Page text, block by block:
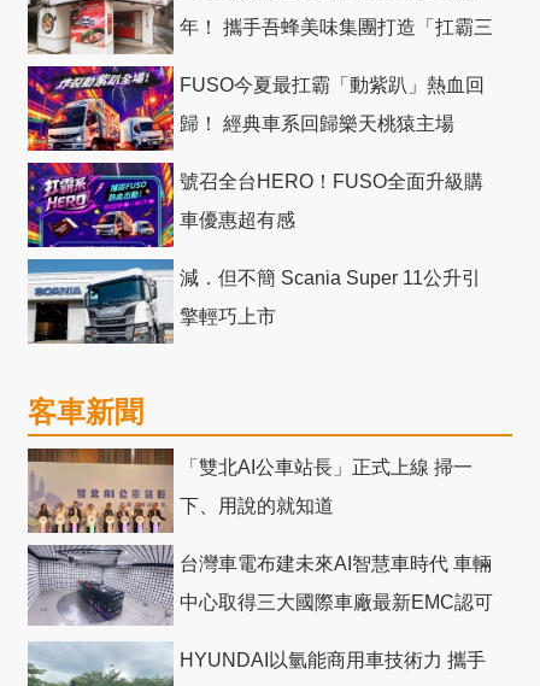
年！ 攜手吾蜂美味集團打造「扛霸三
FUSO今夏最扛霸「動紫趴」熱血回
歸！ 經典車系回歸樂天桃猿主場
號召全台HERO！FUSO全面升級購
車優惠超有感
減．但不簡 Scania Super 11公升引
擎輕巧上市
客車新聞
「雙北AI公車站長」正式上線 掃一
下、用說的就知道
台灣車電布建未來AI智慧車時代 車輛
中心取得三大國際車廠最新EMC認可
HYUNDAI以氫能商用車技術力 攜手